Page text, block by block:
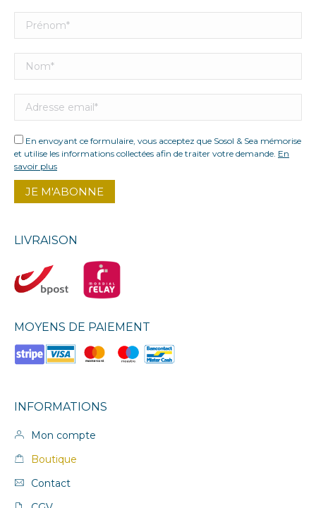
En envoyant ce formulaire, vous acceptez que Sosol & Sea mémorise
et utilise les informations collectées afin de traiter votre demande. En
savoir plus
LIVRAISON
MOYENS DE PAIEMENT
INFORMATIONS
Mon compte
Boutique
Contact